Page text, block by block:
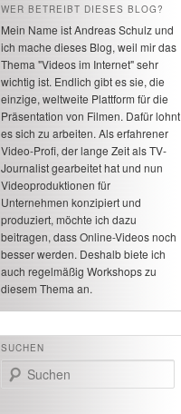
WER BETREIBT DIESES BLOG?
Mein Name ist Andreas Schulz und
ich mache dieses Blog, weil mir das
Thema "Videos im Internet" sehr
wichtig ist. Endlich gibt es sie, die
einzige, weltweite Plattform für die
Präsentation von Filmen. Dafür lohnt
es sich zu arbeiten. Als erfahrener
Video-Profi, der lange Zeit als TV-
Journalist gearbeitet hat und nun
Videoproduktionen für
Unternehmen konzipiert und
produziert, möchte ich dazu
beitragen, dass Online-Videos noch
besser werden. Deshalb biete ich
auch regelmäßig Workshops zu
diesem Thema an.
SUCHEN
Suchen